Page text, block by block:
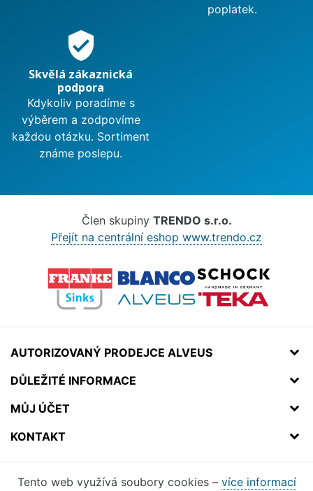
poplatek.
verified_user
Skvělá zákaznická
podpora
Kdykoliv poradíme s
výběrem a zodpovíme
každou otázku. Sortiment
známe poslepu.
Člen skupiny TRENDO s.r.o.
Přejít na centrální eshop www.trendo.cz
AUTORIZOVANÝ PRODEJCE ALVEUS
DŮLEŽITÉ INFORMACE
MŮJ ÚČET
KONTAKT
Tento web využívá soubory cookies – více informací